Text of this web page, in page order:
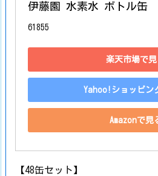
伊藤園 水素水 ボトル缶
61855
楽天市場で見
Yahoo!ショッピン
Amazonで見
【48缶セット】